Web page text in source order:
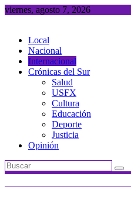
Saltar
viernes, agosto 7, 2026
Local
Nacional
Internacional
Crónicas del Sur
Salud
USFX
Cultura
Educación
Deporte
Justicia
Opinión